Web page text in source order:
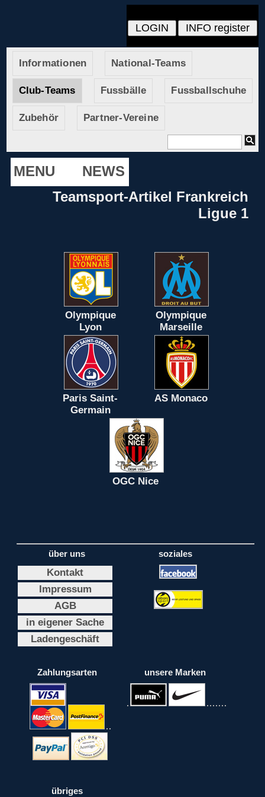
Informationen National-Teams
Club-Teams Fussbälle Fussballschuhe
Zubehör Partner-Vereine
MENU
NEWS
Teamsport-Artikel Frankreich
Ligue 1
Olympique
Lyon
Olympique
Marseille
Paris Saint-
Germain
AS Monaco
OGC Nice
über uns
Kontakt
Impressum
AGB
in eigener Sache
Ladengeschäft
soziales
Zahlungsarten unsere Marken
übriges